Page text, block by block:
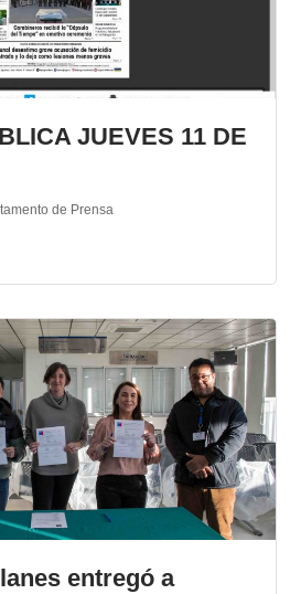
JUEVES 11 DE
de Prensa
entregó a